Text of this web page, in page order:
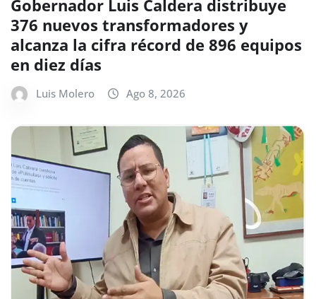
Gobernador Luis Caldera distribuye
376 nuevos transformadores y
alcanza la cifra récord de 896 equipos
en diez días
Luis Molero Ago 8, 2026